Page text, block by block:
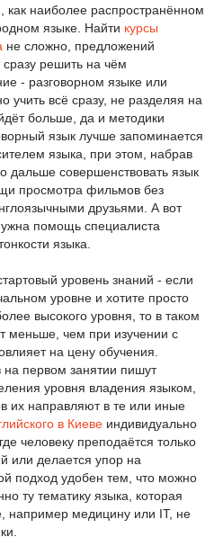
как наиболее распространённом
языке. Найти курсы
не сложно, предложений
сразу решить на чём
- разговорном языке или
учить всё сразу, не разделяя на
больше, да и методики
язык лучше запоминается
языка, при этом, набрав
дальше совершенствовать язык
просмотра фильмов без
друзьями. А вот
помощь специалиста
языка.
уровень знаний - если
уровне и хотите просто
высокого уровня, то в таком
меньше, чем при изучении с
на цену обучения.
первом занятии пишут
уровня владения языком,
их направляют в те или иные
в Киеве индивидуально
человеку преподаётся только
или делается упор на
подход удобен тем, что можно
ту тематику языка, которая
например медицину или IT, не